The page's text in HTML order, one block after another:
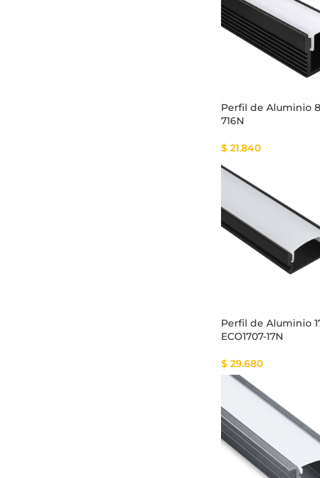
Luminarias
Perfil de Aluminio
716N
$ 21.840
Perfil de Aluminio
ECO1707-17N
$ 29.680